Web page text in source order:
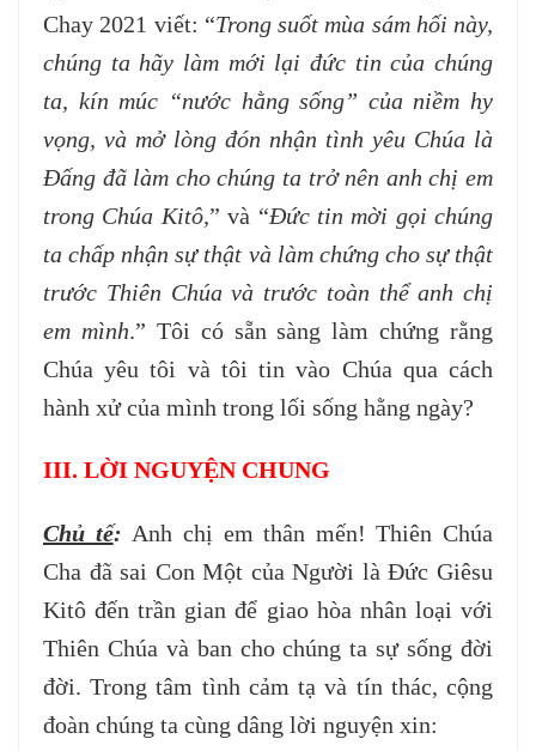
Chay 2021 viết: “Trong suốt mùa sám hối này,
chúng ta hãy làm mới lại đức tin của chúng
ta, kín múc “nước hằng sống” của niềm hy
vọng, và mở lòng đón nhận tình yêu Chúa là
Đấng đã làm cho chúng ta trở nên anh chị em
trong Chúa Kitô,” và “Đức tin mời gọi chúng
ta chấp nhận sự thật và làm chứng cho sự thật
trước Thiên Chúa và trước toàn thể anh chị
em mình.” Tôi có sẵn sàng làm chứng rằng
Chúa yêu tôi và tôi tin vào Chúa qua cách
hành xử của mình trong lối sống hằng ngày?
III. LỜI NGUYỆN CHUNG
Chủ tế: Anh chị em thân mến! Thiên Chúa
Cha đã sai Con Một của Người là Đức Giêsu
Kitô đến trần gian để giao hòa nhân loại với
Thiên Chúa và ban cho chúng ta sự sống đời
đời. Trong tâm tình cảm tạ và tín thác, cộng
đoàn chúng ta cùng dâng lời nguyện xin: